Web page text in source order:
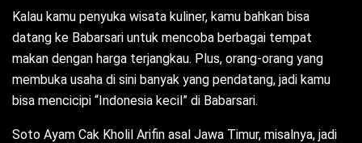
Kalau kamu penyuka wisata kuliner, kamu bahkan bisa
datang ke Babarsari untuk mencoba berbagai tempat
makan dengan harga terjangkau. Plus, orang-orang yang
membuka usaha di sini banyak yang pendatang, jadi kamu
bisa mencicipi “Indonesia kecil” di Babarsari.
Soto Ayam Cak Kholil Arifin asal Jawa Timur, misalnya, jadi